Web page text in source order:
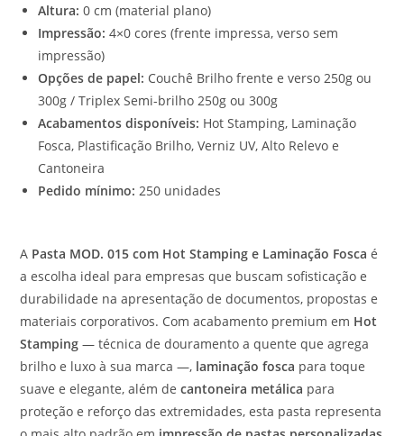
Altura: 0 cm (material plano)
Impressão: 4×0 cores (frente impressa, verso sem
impressão)
Opções de papel: Couchê Brilho frente e verso 250g ou
300g / Triplex Semi-brilho 250g ou 300g
Acabamentos disponíveis: Hot Stamping, Laminação
Fosca, Plastificação Brilho, Verniz UV, Alto Relevo e
Cantoneira
Pedido mínimo: 250 unidades
A Pasta MOD. 015 com Hot Stamping e Laminação Fosca é
a escolha ideal para empresas que buscam sofisticação e
durabilidade na apresentação de documentos, propostas e
materiais corporativos. Com acabamento premium em Hot
Stamping — técnica de douramento a quente que agrega
brilho e luxo à sua marca —, laminação fosca para toque
suave e elegante, além decantoneira metálica para
proteção e reforço das extremidades, esta pasta representa